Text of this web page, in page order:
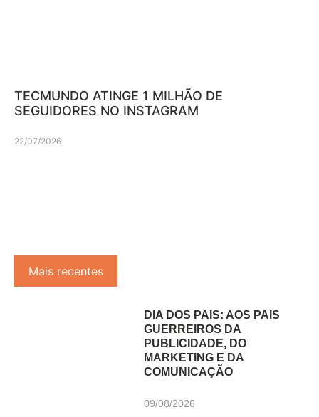
TECMUNDO ATINGE 1 MILHÃO DE
SEGUIDORES NO INSTAGRAM
22/07/2026
Mais recentes
DIA DOS PAIS: AOS PAIS
GUERREIROS DA
PUBLICIDADE, DO
MARKETING E DA
COMUNICAÇÃO
09/08/2026